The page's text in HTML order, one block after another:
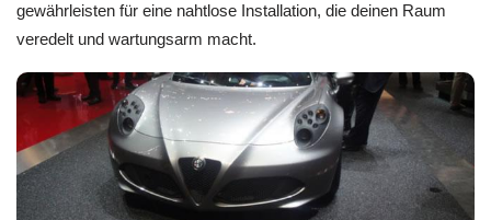
gewährleisten für eine nahtlose Installation, die deinen Raum
veredelt und wartungsarm macht.